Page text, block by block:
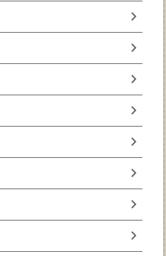
chevron_right
chevron_right
chevron_right
chevron_right
chevron_right
chevron_right
chevron_right
chevron_right